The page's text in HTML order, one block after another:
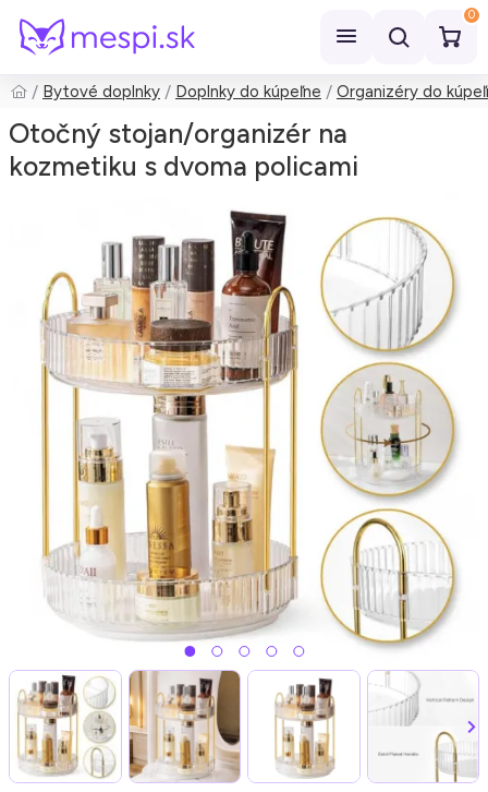
0
Hľadať
Bytové doplnky Doplnky do kúpeľne Organizéry do
Otočný stojan/organizér na
kozmetiku s dvoma policami